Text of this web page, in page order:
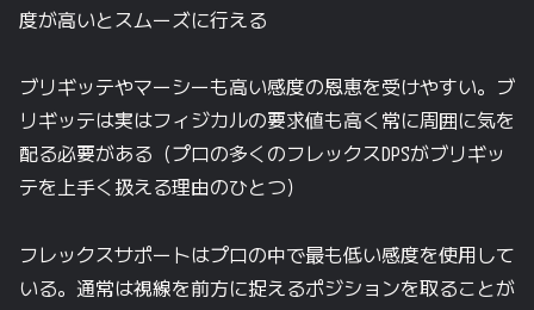
度が高いとスムーズに行える
ブリギッテやマーシーも高い感度の恩恵を受けやすい。ブ
リギッテは実はフィジカルの要求値も高く常に周囲に気を
配る必要がある（プロの多くのフレックスDPSがブリギッ
テを上手く扱える理由のひとつ）
フレックスサポートはプロの中で最も低い感度を使用して
いる。通常は視線を前方に捉えるポジションを取ることが